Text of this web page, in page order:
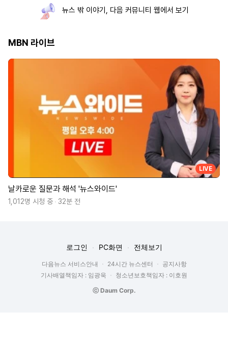
뉴스 밖 이야기, 다음 커뮤니티 웹에서 보기
MBN 라이브
LIVE
날카로운 질문과 해석 '뉴스와이드'
1,012명 시청 중 32분 전
로그인 PC화면 전체보기
다음뉴스 서비스안내 24시간 뉴스센터
공지사항
기사배열책임자 : 임광욱
청소년보호책임자 : 이호원
ⓒ Daum Corp.